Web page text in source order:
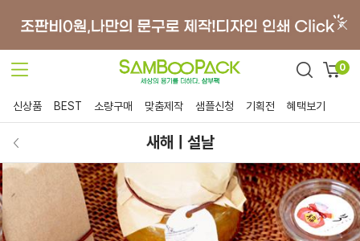
0
신상품 BEST 소량구매 맞춤제작 샘플신청 기획전 혜택보기
새해ㅣ설날